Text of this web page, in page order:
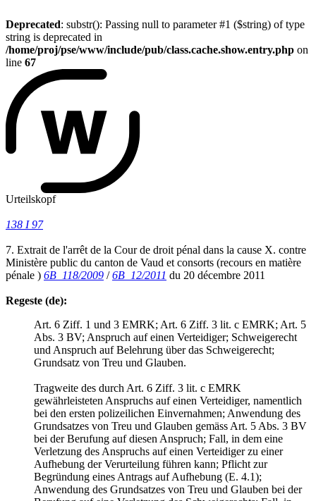
Deprecated: substr(): Passing null to parameter #1 ($string) of type
string is deprecated in
/home/proj/pse/www/include/pub/class.cache.show.entry.php on
line 67
Urteilskopf
138 I 97
7. Extrait de l'arrêt de la Cour de droit pénal dans la cause X. contre
Ministère public du canton de Vaud et consorts (recours en matière
pénale ) 6B_118/2009 /6B_12/2011 du 20 décembre 2011
Regeste (de):
Art. 6 Ziff. 1 und 3 EMRK; Art. 6 Ziff. 3 lit. c EMRK; Art. 5
Abs. 3 BV; Anspruch auf einen Verteidiger; Schweigerecht
und Anspruch auf Belehrung über das Schweigerecht;
Grundsatz von Treu und Glauben.
Tragweite des durch Art. 6 Ziff. 3 lit. c EMRK
gewährleisteten Anspruchs auf einen Verteidiger, namentlich
bei den ersten polizeilichen Einvernahmen; Anwendung des
Grundsatzes von Treu und Glauben gemäss Art. 5 Abs. 3 BV
bei der Berufung auf diesen Anspruch; Fall, in dem eine
Verletzung des Anspruchs auf einen Verteidiger zu einer
Aufhebung der Verurteilung führen kann; Pflicht zur
Begründung eines Antrags auf Aufhebung (E. 4.1);
Anwendung des Grundsatzes von Treu und Glauben bei der